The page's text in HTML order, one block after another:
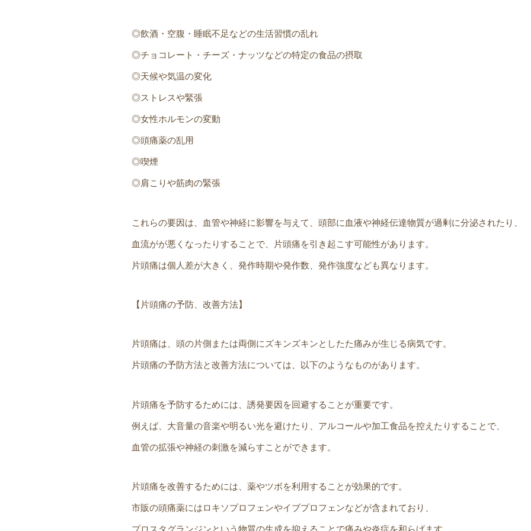
◎飲酒・空腹・睡眠不足などの生活習慣の乱れ
◎チョコレート・チーズ・ナッツなどの特定の食品の摂取
◎天候や気温の変化
◎ストレスや緊張
◎女性ホルモンの変動
◎頭痛薬の乱用
◎喫煙
◎肩こりや筋肉の緊張
これらの要因は、血管や神経に影響を与えて、頭部に血液や神経伝達物質が過剰に分泌されたり、
血流がが悪くなったりすることで、片頭痛を引き起こす可能性があります。
片頭痛は個人差が大きく、発作時期や発作数、発作強度なども異なります。
【片頭痛の予防、改善方法】
片頭痛は、頭の片側または両側にズキンズキンとしたた痛みが生じる病気です。
片頭痛の予防方法と改善方法については、以下のようなものがあります。
片頭痛を予防するためには、誘発要因を回避することが重要です。
例えば、大音量の音楽や明るい光を避けたり、アルコールや加工食品を控えたりすることで、
血管の拡張や神経の刺激を減らすことができます。
片頭痛を改善するためには、薬やツボを利用することが効果的です。
市販の頭痛薬にはロキソプロフェンやイブプロフェンなどが含まれており、